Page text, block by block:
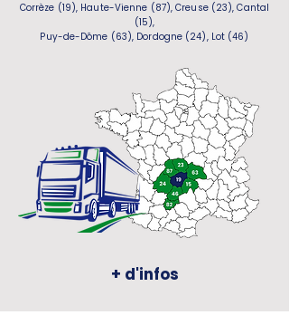
Corrèze (19), Haute-Vienne (87), Creuse (23), Cantal
(15),
Puy-de-Dôme (63), Dordogne (24), Lot (46)
+ d'infos